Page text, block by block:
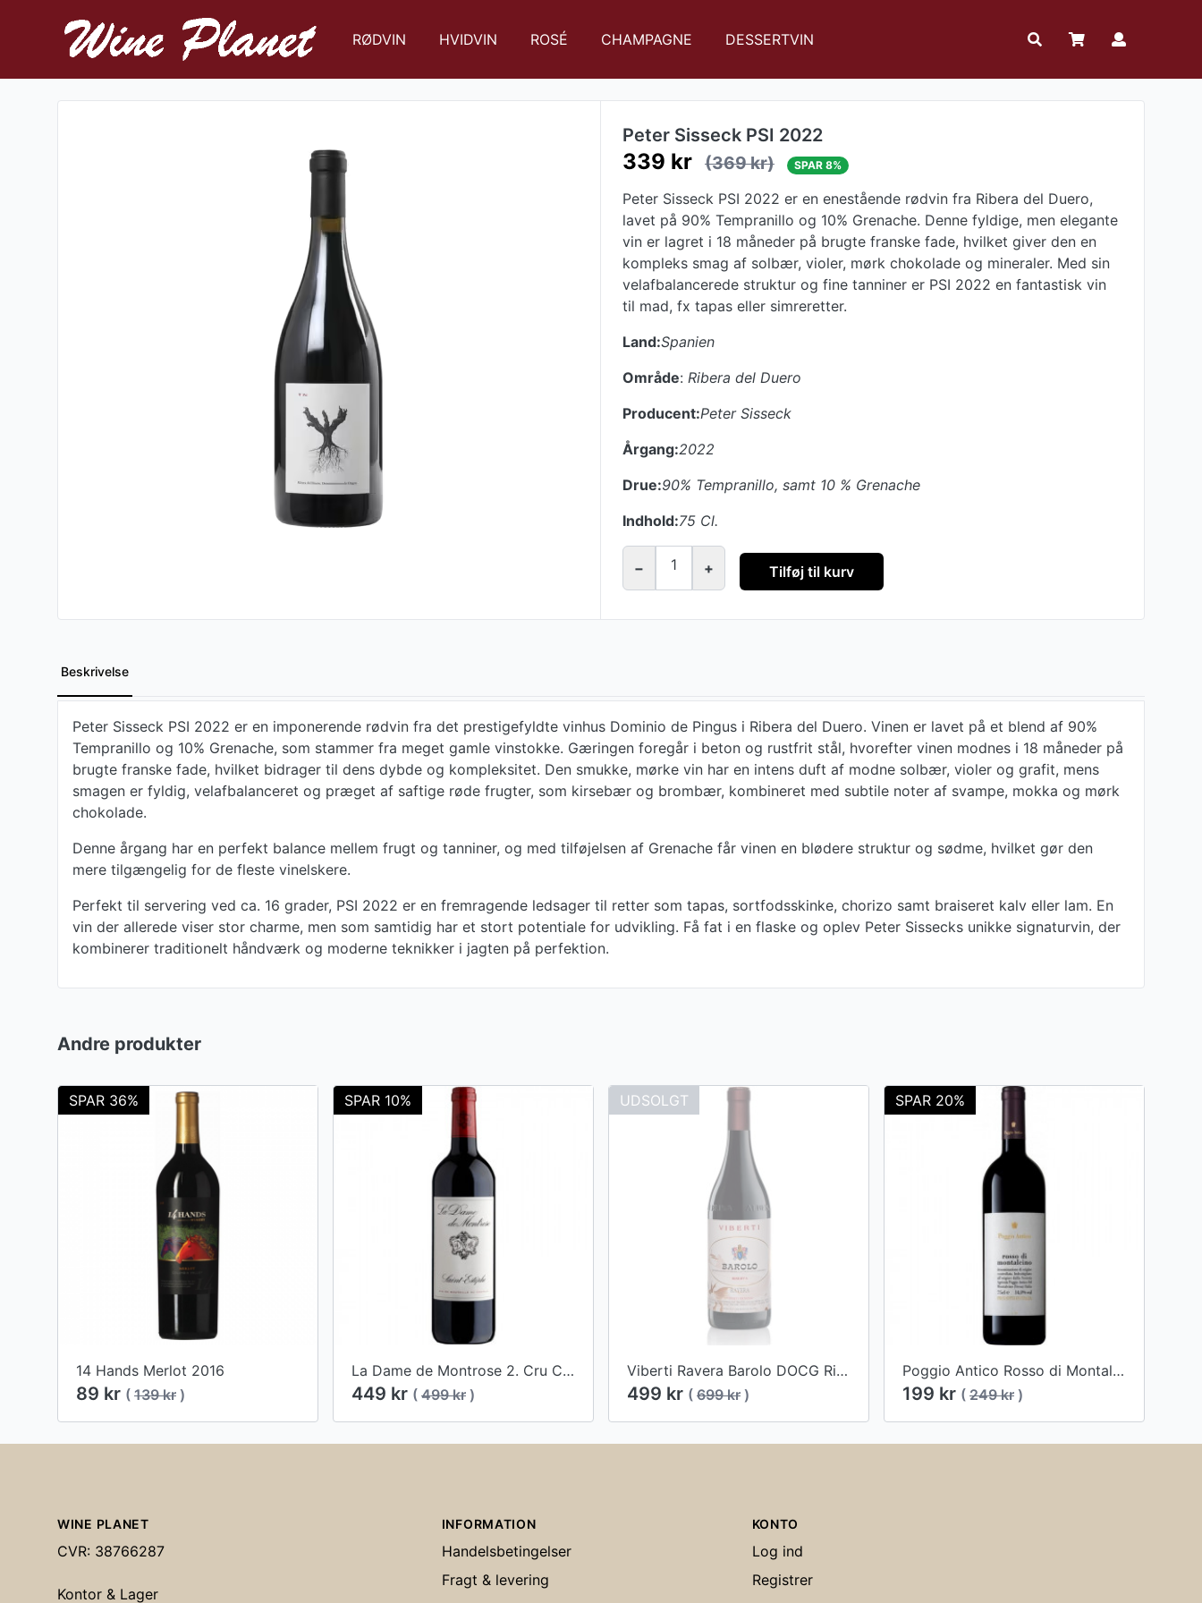
RØDVIN HVIDVIN ROSÉ CHAMPAGNE DESSERTVIN
Peter Sisseck PSI 2022
339 kr (369 kr) SPAR 8%
Peter Sisseck PSI 2022 er en enestående rødvin fra Ribera del Duero,
lavet på 90% Tempranillo og 10% Grenache. Denne fyldige, men elegante
vin er lagret i 18 måneder på brugte franske fade, hvilket giver den en
kompleks smag af solbær, violer, mørk chokolade og mineraler. Med sin
velafbalancerede struktur og fine tanniner er PSI 2022 en fantastisk vin
til mad, fx tapas eller simreretter.
Land:Spanien
Område: Ribera del Duero
Producent:Peter Sisseck
Årgang:2022
Drue:90% Tempranillo, samt 10 % Grenache
Indhold:75 Cl.
− 1 + Tilføj til kurv
Beskrivelse
Peter Sisseck PSI 2022 er en imponerende rødvin fra det prestigefyldte vinhus Dominio de Pingus i Ribera del Duero. Vinen er lavet på et blend af 90%
Tempranillo og 10% Grenache, som stammer fra meget gamle vinstokke. Gæringen foregår i beton og rustfrit stål, hvorefter vinen modnes i 18 måneder på
brugte franske fade, hvilket bidrager til dens dybde og kompleksitet. Den smukke, mørke vin har en intens duft af modne solbær, violer og grafit, mens
smagen er fyldig, velafbalanceret og præget af saftige røde frugter, som kirsebær og brombær, kombineret med subtile noter af svampe, mokka og mørk
chokolade.
Denne årgang har en perfekt balance mellem frugt og tanniner, og med tilføjelsen af Grenache får vinen en blødere struktur og sødme, hvilket gør den
mere tilgængelig for de fleste vinelskere.
Perfekt til servering ved ca. 16 grader, PSI 2022 er en fremragende ledsager til retter som tapas, sortfodsskinke, chorizo samt braiseret kalv eller lam. En
vin der allerede viser stor charme, men som samtidig har et stort potentiale for udvikling. Få fat i en flaske og oplev Peter Sissecks unikke signaturvin, der
kombinerer traditionelt håndværk og moderne teknikker i jagten på perfektion.
Andre produkter
SPAR 36%
14 Hands Merlot 2016
89 kr ( 139 kr )
SPAR 10%
La Dame de Montrose 2. Cru Classé, Bordeaux, Saint-Estèphe, 2016
449 kr ( 499 kr )
UDSOLGT
Viberti Ravera Barolo DOCG Riserva, 2013
499 kr ( 699 kr )
SPAR 20%
Poggio Antico Rosso di Montalcino D.O.C. 2019
199 kr ( 249 kr )
WINE PLANET
CVR: 38766287
Kontor & Lager
INFORMATION
Handelsbetingelser
Fragt & levering
KONTO
Log ind
Registrer